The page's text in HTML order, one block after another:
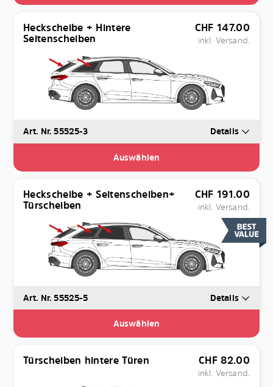
Heckscheibe + Hintere
Seitenscheiben
CHF 147.00
inkl. Versand.
Art. Nr. 55525-3 Details
Auswählen
Heckscheibe + Seitenscheiben+
Türscheiben
CHF 191.00
inkl. Versand.
Art. Nr. 55525-5 Details
Auswählen
Türscheiben hintere Türen CHF 82.00
inkl. Versand.